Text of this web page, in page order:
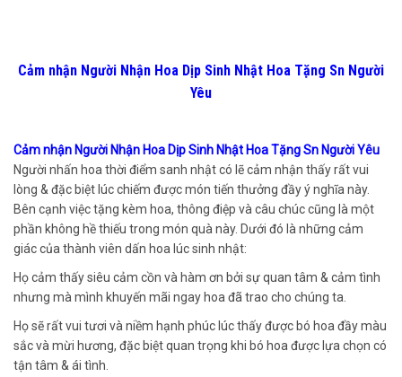
Cảm nhận Người Nhận Hoa Dịp Sinh Nhật Hoa Tặng Sn Người
Yêu
Cảm nhận Người Nhận Hoa Dịp Sinh Nhật Hoa Tặng Sn Người Yêu
Người nhấn hoa thời điểm sanh nhật có lẽ cảm nhận thấy rất vui
lòng & đặc biệt lúc chiếm được món tiến thưởng đầy ý nghĩa này.
Bên cạnh việc tặng kèm hoa, thông điệp và câu chúc cũng là một
phần không hề thiếu trong món quà này. Dưới đó là những cảm
giác của thành viên dấn hoa lúc sinh nhật:
Họ cảm thấy siêu cảm cồn và hàm ơn bởi sự quan tâm & cảm tình
nhưng mà mình khuyến mãi ngay hoa đã trao cho chúng ta.
Họ sẽ rất vui tươi và niềm hạnh phúc lúc thấy được bó hoa đầy màu
sắc và mừi hương, đặc biệt quan trọng khi bó hoa được lựa chọn có
tận tâm & ái tình.